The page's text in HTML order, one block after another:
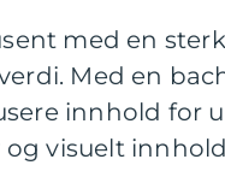
med en
Med en
innhold for
visuelt